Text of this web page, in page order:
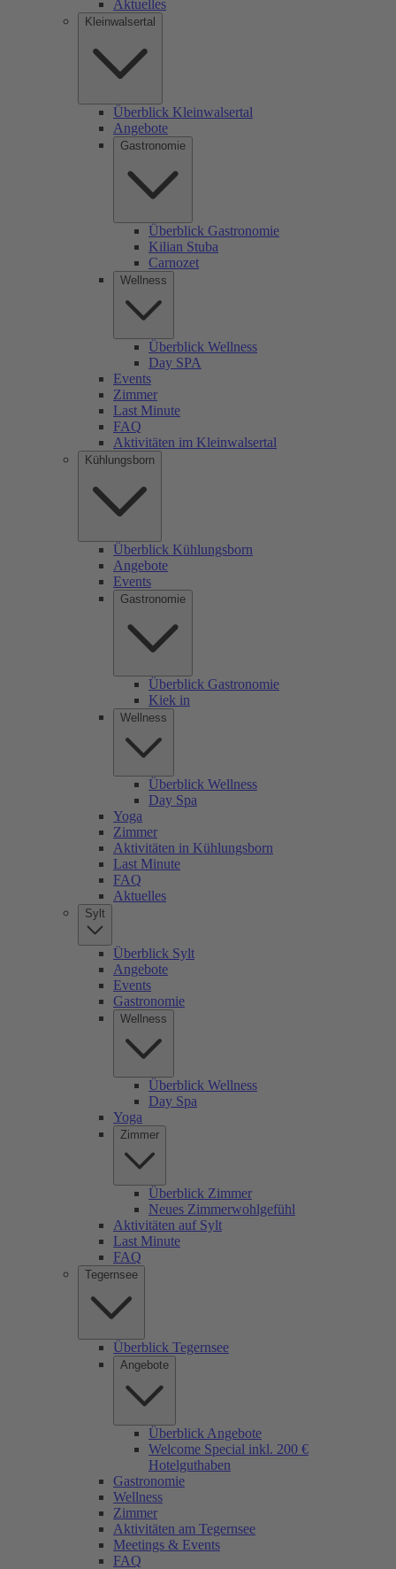
Aktuelles
Kleinwalsertal
Überblick Kleinwalsertal
Angebote
Gastronomie
Überblick Gastronomie
Kilian Stuba
Carnozet
Wellness
Überblick Wellness
Day SPA
Events
Zimmer
Last Minute
FAQ
Aktivitäten im Kleinwalsertal
Kühlungsborn
Überblick Kühlungsborn
Angebote
Events
Gastronomie
Überblick Gastronomie
Kiek in
Wellness
Überblick Wellness
Day Spa
Yoga
Zimmer
Aktivitäten in Kühlungsborn
Last Minute
FAQ
Aktuelles
Sylt
Überblick Sylt
Angebote
Events
Gastronomie
Wellness
Überblick Wellness
Day Spa
Yoga
Zimmer
Überblick Zimmer
Neues Zimmerwohlgefühl
Aktivitäten auf Sylt
Last Minute
FAQ
Tegernsee
Überblick Tegernsee
Angebote
Überblick Angebote
Welcome Special inkl. 200 €
Hotelguthaben
Gastronomie
Wellness
Zimmer
Aktivitäten am Tegernsee
Meetings & Events
FAQ